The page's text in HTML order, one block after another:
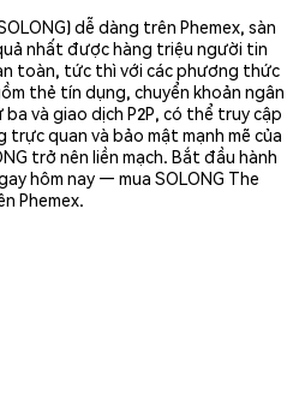
dễ dàng trên Phemex, sàn
nhất được hàng triệu người tin
toàn, tức thì với các phương thức
thẻ tín dụng, chuyển khoản ngân
và giao dịch P2P, có thể truy cập
quan và bảo mật mạnh mẽ của
trở nên liền mạch. Bắt đầu hành
hôm nay — mua SOLONG The
Phemex.